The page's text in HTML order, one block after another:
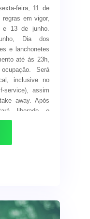
feira, 11 de
em vigor,
e 13 de junho.
Dia dos
e lanchonetes
até às 23h,
Será
inclusive no
service), assim
away. Após
liberado o
domingo,
no local fica
que receberão
do Concurso